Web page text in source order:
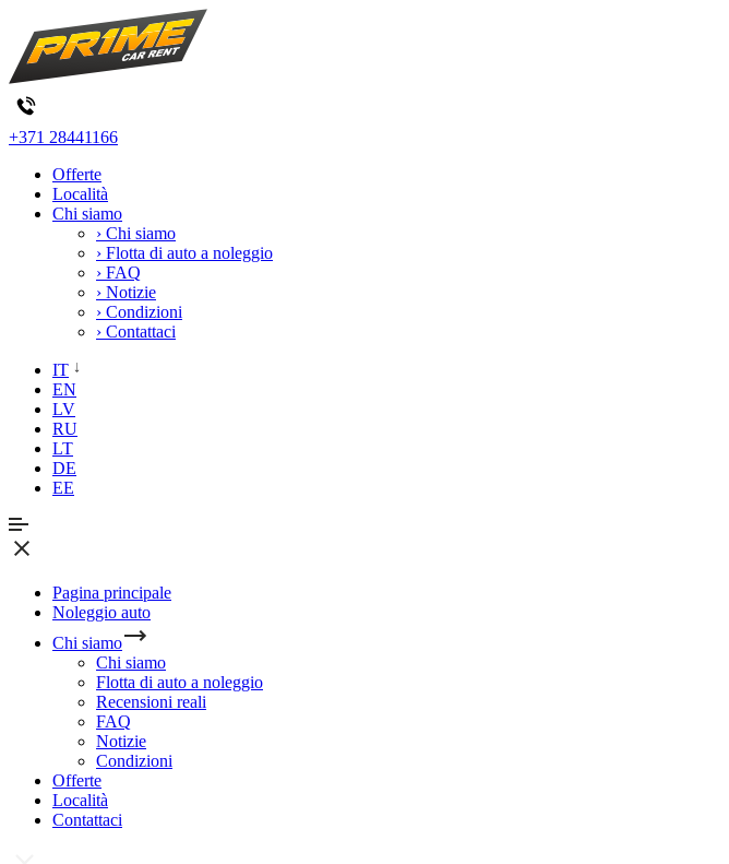
+371 28441166
Offerte
Località
Chi siamo
› Chi siamo
› Flotta di auto a noleggio
› FAQ
› Notizie
› Condizioni
› Contattaci
IT
EN
LV
RU
LT
DE
EE
Pagina principale
Noleggio auto
Chi siamo
Chi siamo
Flotta di auto a noleggio
Recensioni reali
FAQ
Notizie
Condizioni
Offerte
Località
Contattaci